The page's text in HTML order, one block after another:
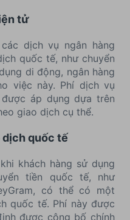
tử
dịch vụ ngân hàng
quốc tế, như chuyển
di động, ngân hàng
việc này. Phí dịch vụ
áp dụng dựa trên
giao dịch cụ thể.
quốc tế
khách hàng sử dụng
tiền quốc tế, như
có thể có một
quốc tế. Phí này được
được công bố chính